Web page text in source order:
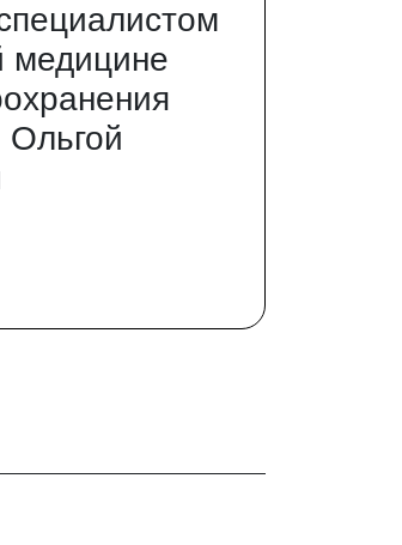
медицине
Ольгой